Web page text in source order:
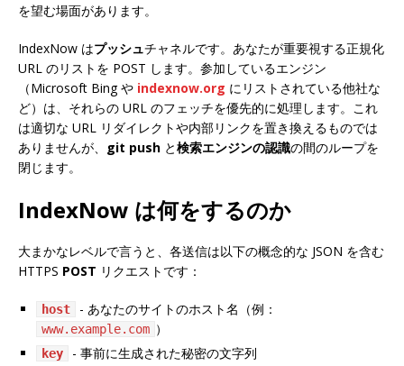
を望む場面があります。
IndexNow はプッシュチャネルです。あなたが重要視する正規化
URL のリストを POST します。参加しているエンジン
（Microsoft Bing や indexnow.org にリストされている他社な
ど）は、それらの URL のフェッチを優先的に処理します。これ
は適切な URL リダイレクトや内部リンクを置き換えるものでは
ありませんが、 git push と検索エンジンの認識の間のループを
閉じます。
IndexNow は何をするのか
大まかなレベルで言うと、各送信は以下の概念的な JSON を含む
HTTPS POST リクエストです：
host - あなたのサイトのホスト名（例：
www.example.com ）
key - 事前に生成された秘密の文字列